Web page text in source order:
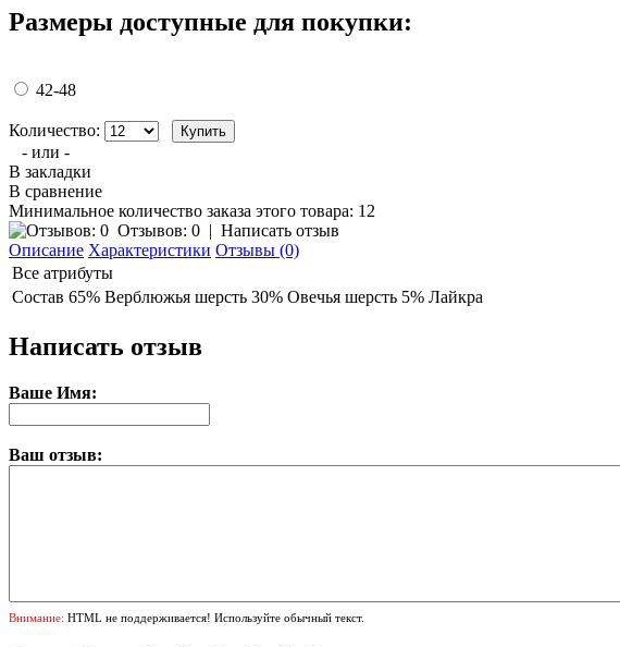
Размеры доступные для покупки:
42-48
Количество:
- или -
В закладки
В сравнение
Минимальное количество заказа этого товара: 12
Отзывов: 0 | Написать отзыв
Описание Характеристики Отзывы (0)
Все атрибуты
Состав 65% Верблюжья шерсть 30% Овечья шерсть 5% Лайкра
Написать отзыв
Ваше Имя:
Ваш отзыв:
Внимание: HTML не поддерживается! Используйте обычный текст.